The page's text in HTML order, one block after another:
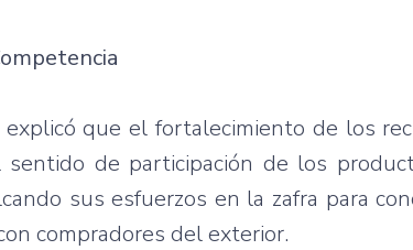
explicó que elfortalecimiento de los
sentido de participación de los
sus esfuerzos en la zafra para
compradores del exterior.